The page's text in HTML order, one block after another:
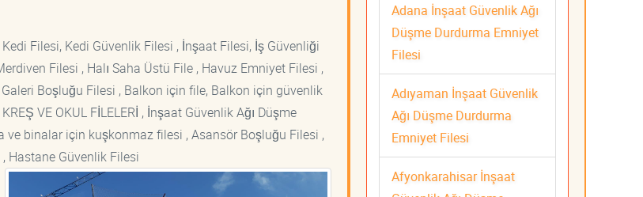
Filesi, Kedi Güvenlik Filesi , İnşaat Filesi, İş Güvenliği
Filesi , Halı Saha Üstü File , Havuz Emniyet Filesi ,
Boşluğu Filesi , Balkon için file, Balkon için güvenlik
VE OKUL FİLELERİ , İnşaat Güvenlik Ağı Düşme
binalar için kuşkonmaz filesi , Asansör Boşluğu Filesi ,
Hastane Güvenlik Filesi
Adana İnşaat Güvenlik Ağı
Düşme Durdurma Emniyet
Filesi
Adıyaman İnşaat Güvenlik
Ağı Düşme Durdurma
Emniyet Filesi
Afyonkarahisar İnşaat